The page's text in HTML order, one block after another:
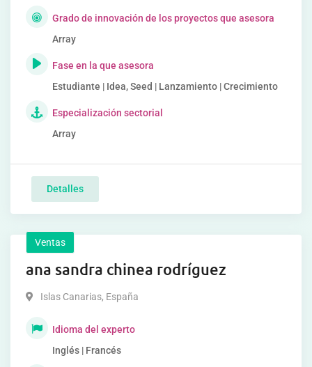
Grado de innovación de los proyectos que asesora
Array
Fase en la que asesora
Estudiante | Idea, Seed | Lanzamiento | Crecimiento
Especialización sectorial
Array
Detalles
Ventas
ana sandra chinea rodríguez
Islas Canarias, España
Idioma del experto
Inglés | Francés